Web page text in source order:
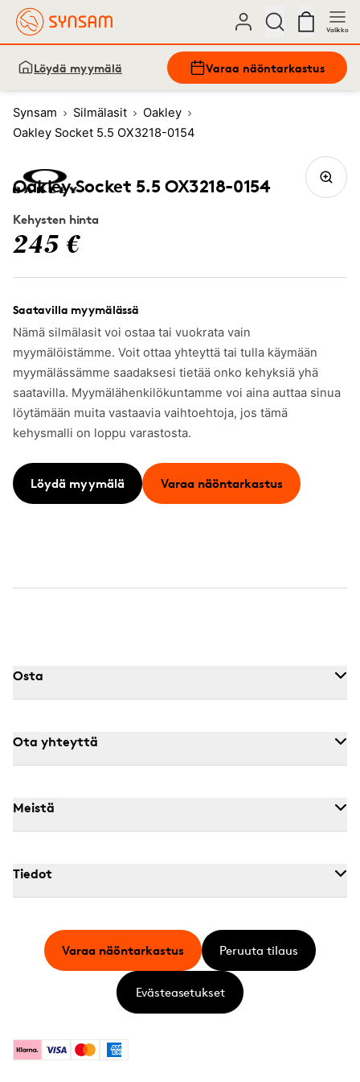
Valikko
Löydä myymälä Varaa näöntarkastus
Synsam Silmälasit
Oakley
Oakley Socket 5.5 OX3218-0154
Oakley Socket 5.5 OX3218-0154
Kehysten hinta
245 €
Saatavilla myymälässä
Nämä silmälasit voi ostaa tai vuokrata vain
myymälöistämme. Voit ottaa yhteyttä tai tulla käymään
myymälässämme saadaksesi tietää onko kehyksiä yhä
saatavilla. Myymälähenkilökuntamme voi aina auttaa sinua
löytämään muita vastaavia vaihtoehtoja, jos tämä
kehysmalli on loppu varastosta.
Löydä myymälä Varaa näöntarkastus
Osta
Ota yhteyttä
Meistä
Tiedot
KlarnaVisa MastercardAmerican Express
Varaa näöntarkastus Peruuta tilaus
Evästeasetukset